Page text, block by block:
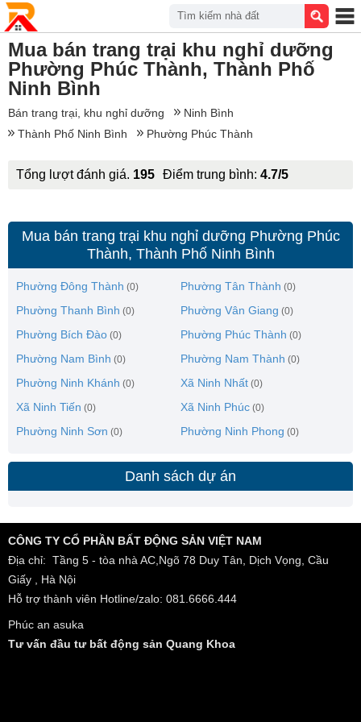
Mua bán trang trại khu nghỉ dưỡng
Phường Phúc Thành, Thành Phố
Ninh Bình
Bán trang trại, khu nghỉ dưỡng
Ninh Bình
Thành Phố Ninh Bình
Phường Phúc Thành
Tổng lượt đánh giá. 195 Điểm trung bình: 4.7/5
Mua bán trang trại khu nghỉ dưỡng Phường Phúc
Thành, Thành Phố Ninh Bình
Phường Đông Thành (0) Phường Tân Thành (0)
Phường Thanh Bình (0) Phường Vân Giang (0)
Phường Bích Đào (0) Phường Phúc Thành (0)
Phường Nam Bình (0) Phường Nam Thành (0)
Phường Ninh Khánh (0) Xã Ninh Nhất (0)
Xã Ninh Tiến (0) Xã Ninh Phúc (0)
Phường Ninh Sơn (0) Phường Ninh Phong (0)
Danh sách dự án
Tìm kiếm nhà đất
CÔNG TY CỔ PHẦN BẤT ĐỘNG SẢN VIỆT NAM
Địa chỉ: Tầng 5 - tòa nhà AC,Ngõ 78 Duy Tân, Dịch Vọng, Cầu
Giấy , Hà Nội
Hỗ trợ thành viên Hotline/zalo: 081.6666.444
Phúc an asuka
Tư vấn đầu tư bất động sản Quang Khoa